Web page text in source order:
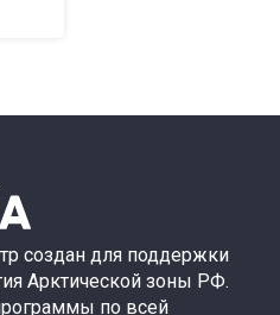
создан для поддержки
Арктической зоны РФ.
по всей